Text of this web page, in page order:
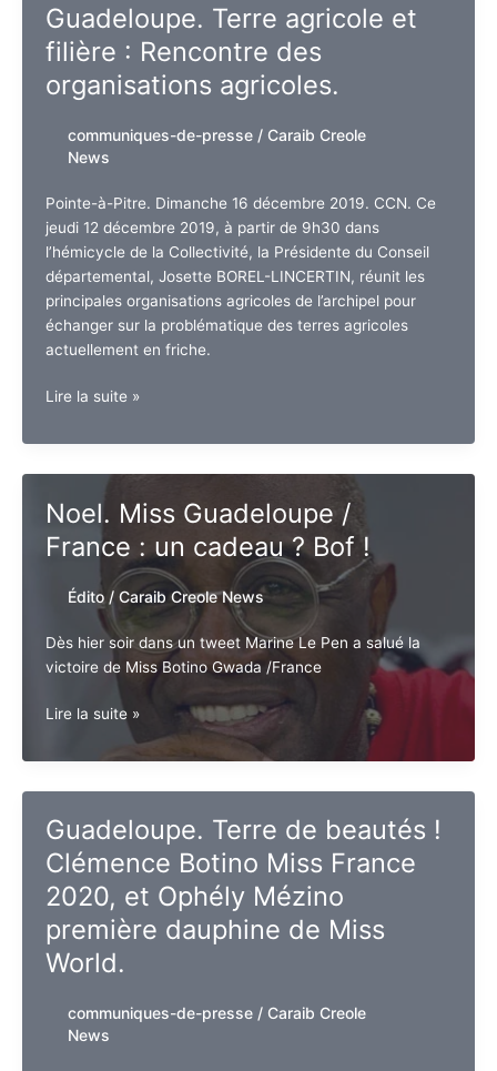
à
l’Amour
Guadeloupe. Terre agricole et
filière : Rencontre des
organisations agricoles.
communiques-de-presse/ Caraib Creole
News
Pointe-à-Pitre. Dimanche 16 décembre 2019. CCN. Ce
jeudi 12 décembre 2019, à partir de 9h30 dans
l’hémicycle de la Collectivité, la Présidente du Conseil
départemental, Josette BOREL-LINCERTIN, réunit les
principales organisations agricoles de l’archipel pour
échanger sur la problématique des terres agricoles
actuellement en friche.
Guadeloupe.
agricole
Rencontre
organisations
agricoles.
Lire la suite »
Noel. Miss Guadeloupe /
France : un cadeau ? Bof !
Édito/ Caraib Creole News
Dès hier soir dans un tweet Marine Le Pen a salué la
victoire de Miss Botino Gwada /France
Noel.
Guadeloupe
un
cadeau
?
Bof
Lire la suite »
Guadeloupe. Terre de beautés !
Clémence Botino Miss France
2020, et Ophély Mézino
première dauphine de Miss
World.
communiques-de-presse/ Caraib Creole
News